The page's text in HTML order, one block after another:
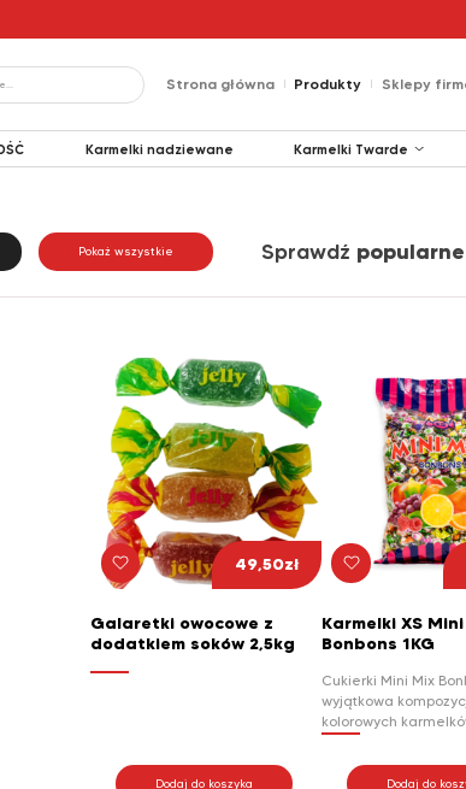
Strona główna Produkty Sklepy
Karmelki nadziewane
Karmelki Twarde
Karmelki
Pokaż wszystkie Sprawdź
Galaretki owocowe z
dodatkiem soków 2,5kg
49,50zł
Dodaj do koszyka
Karmelki XS
Bonbons 1KG
Cukierki Mini Mix
wyjątkowa
kolorowych
pomarańczy, jabłka,
cytryny oraz maliny.
Dodaj do